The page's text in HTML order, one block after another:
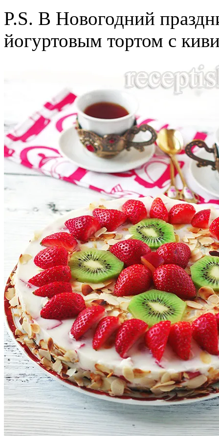
P.S. В Новогодний
йогуртовым тортом с